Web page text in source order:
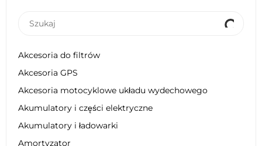
Akcesoria do filtrów
Akcesoria GPS
Akcesoria motocyklowe układu wydechowego
Akumulatory i części elektryczne
Akumulatory i ładowarki
Amortyzator